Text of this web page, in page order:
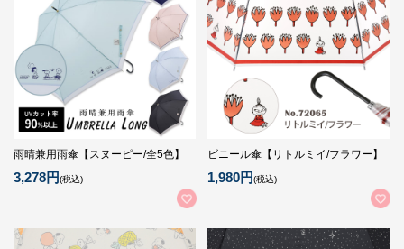
雨晴兼用雨傘【スヌーピー/全5色】
3,278円(税込)
ビニール傘【リトルミイ/フラワー】
1,980円(税込)